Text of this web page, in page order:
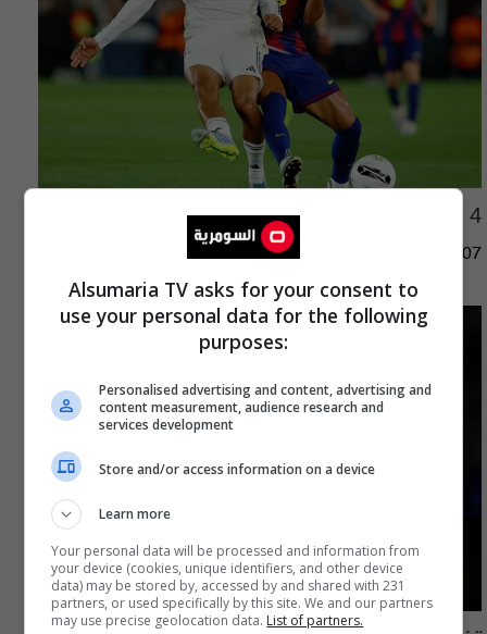
4 نتائج كارثية لأكبر صفعات برشلونة لريال مدريد
06:31 | 2026-08-07
Alsumaria TV asks for your consent to
use your personal data for the following
purposes:
Personalised advertising and content, advertising and
content measurement, audience research and
services development
Store and/or access information on a device
Learn more
Your personal data will be processed and information from
your device (cookies, unique identifiers, and other device
data) may be stored by, accessed by and shared with 231
partners, or used specifically by this site. We and our partners
may use precise geolocation data. List of partners.